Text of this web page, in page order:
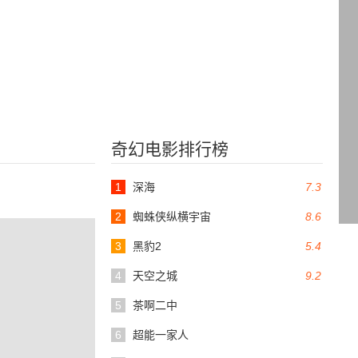
奇幻电影排行榜
7.3
1 深海
8.6
2 蜘蛛侠纵横宇宙
5.4
3 黑豹2
9.2
4 天空之城
5 茶啊二中
6 超能一家人